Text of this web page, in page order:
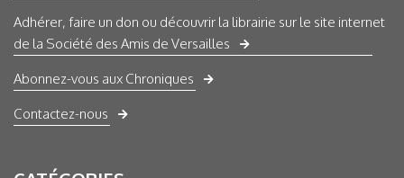
Adhérer, faire un don ou découvrir la librairie sur le site internet
de la Société des Amis de Versailles
Abonnez-vous aux Chroniques
Contactez-nous